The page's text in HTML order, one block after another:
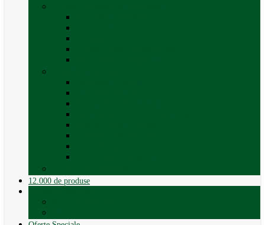
12.000 de produse